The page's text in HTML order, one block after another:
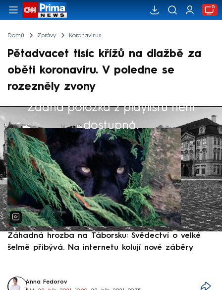
Domů Zprávy Koronavirus
Pětadvacet tisíc křížů na dlažbě za
oběti koronaviru. V poledne se
rozezněly zvony
Žádná položka z playlistu není
dostupná.
Výběr redakce
Záhadná hrozba na Táborsku: Svědectví o velké
šelmě přibývá. Na internetu kolují nové záběry
Anna Fedorov